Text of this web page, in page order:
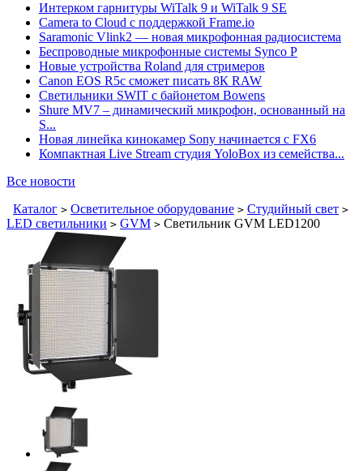
Интерком гарнитуры WiTalk 9 и WiTalk 9 SE
Camera to Cloud с поддержкой Frame.io
Saramonic Vlink2 — новая микрофонная радиосистема
Беспроводные микрофонные системы Synco P
Новые устройства Roland для стримеров
Canon EOS R5c сможет писать 8К RAW
Светильники SWIT с байонетом Bowens
Shure MV7 – динамический микрофон, основанный на
S...
Новая линейка кинокамер Sony начинается с FX6
Компактная Live Stream студия YoloBox из семейства...
Все новости
Каталог > Осветительное оборудование > Студийный свет >
LED светильники > GVM > Светильник GVM LED1200